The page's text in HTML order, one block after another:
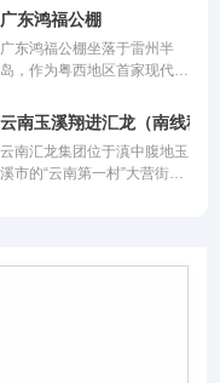
均达到业内领先水平，为广大
鸽友创造一个心神向往的赛鸽
净地。
然氧吧，距城区仅4公里，
108国道直达，交通便捷。公
棚周边无高压线遮挡，视野开
阔、生态优越，是赛鸽饲养、
打造西南地区赛鸽标杆品牌。
广东鸿福公棚
广东鸿福公棚坐落于雷州半
岛，作为粤西地区首家现代化
公正、透明、卓越”的理念，
志在打造华南地区标杆公棚。
公棚硬件设施卓著：占地50
亩，鸽舍主体长137米、宽40
125米，高12米）；地网高达
云南玉溪翔进汇龙（南线秋
云南汇龙集团位于滇中腹地玉
溪市的“云南第一村”大营街工